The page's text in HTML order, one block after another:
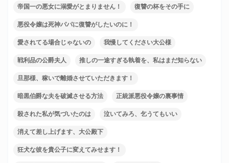
帝国一の悪女に溺愛がとまりません！ 復讐の杯をその手に
悪役令嬢は死神パパに復讐がしたいのに！
愛されてる場合じゃないの 我慢してください大公様
戦利品の公爵夫人 推しの一途すぎる執着を、私はまだ知らない
旦那様、稼いで離婚させていただきます！
暗黒伯爵な夫を破滅させる方法 正統派悪役令嬢の裏事情
殺された私が気づいたのは 泣いてみろ、乞うてもいい
消えて差し上げます、大公殿下
狂犬な彼を貴公子に変えてみせます！